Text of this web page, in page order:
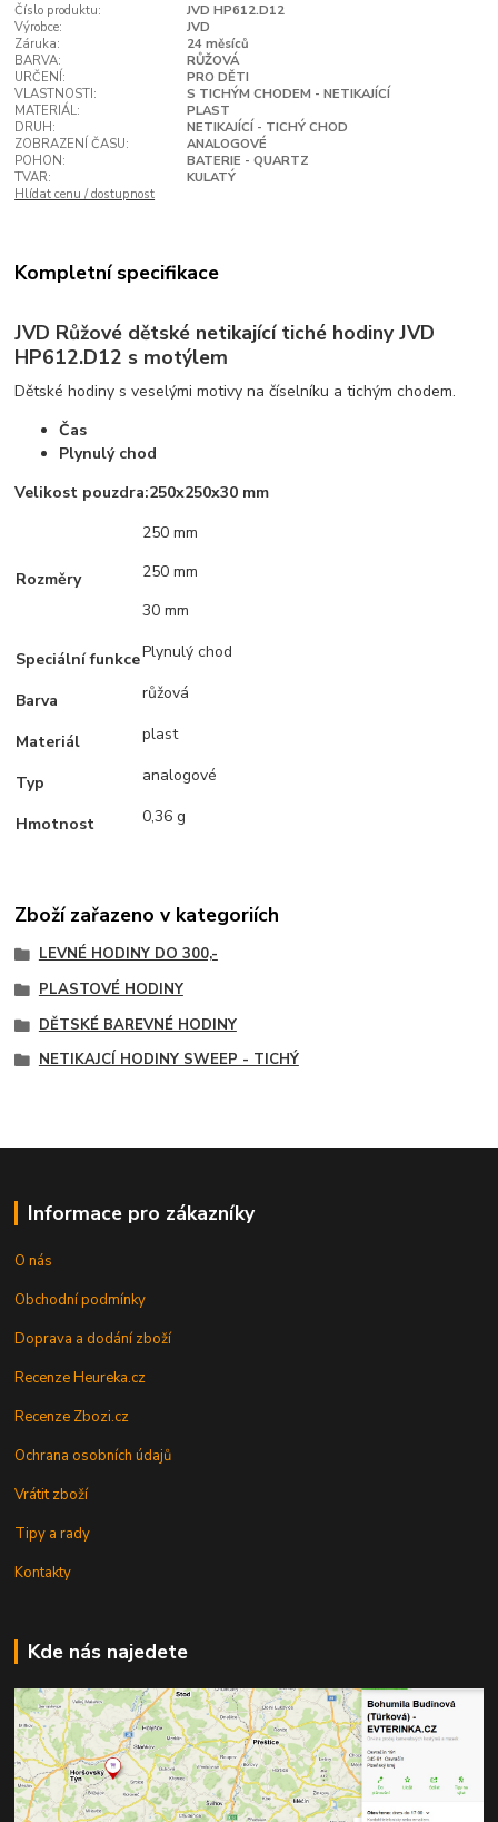
Číslo produktu:
JVD HP612.D12
Výrobce:
JVD
Záruka:
24 měsíců
BARVA:
RŮŽOVÁ
URČENÍ:
PRO DĚTI
VLASTNOSTI:
S TICHÝM CHODEM - NETIKAJÍCÍ
MATERIÁL:
PLAST
DRUH:
NETIKAJÍCÍ - TICHÝ CHOD
ZOBRAZENÍ ČASU:
ANALOGOVÉ
POHON:
BATERIE - QUARTZ
TVAR:
KULATÝ
Hlídat cenu / dostupnost
Kompletní specifikace
JVD Růžové dětské netikající tiché hodiny JVD
HP612.D12 s motýlem
Dětské hodiny s veselými motivy na číselníku a tichým chodem.
Čas
Plynulý chod
Velikost pouzdra:250x250x30 mm
Rozměry
250 mm
250 mm
30 mm
Speciální funkcePlynulý chod
Barva růžová
Materiál plast
Typ analogové
Hmotnost 0,36 g
Zboží zařazeno v kategoriích
LEVNÉ HODINY DO 300,-
PLASTOVÉ HODINY
DĚTSKÉ BAREVNÉ HODINY
NETIKAJCÍ HODINY SWEEP - TICHÝ
Informace pro zákazníky
O nás
Obchodní podmínky
Doprava a dodání zboží
Recenze Heureka.cz
Recenze Zbozi.cz
Ochrana osobních údajů
Vrátit zboží
Tipy a rady
Kontakty
Kde nás najedete